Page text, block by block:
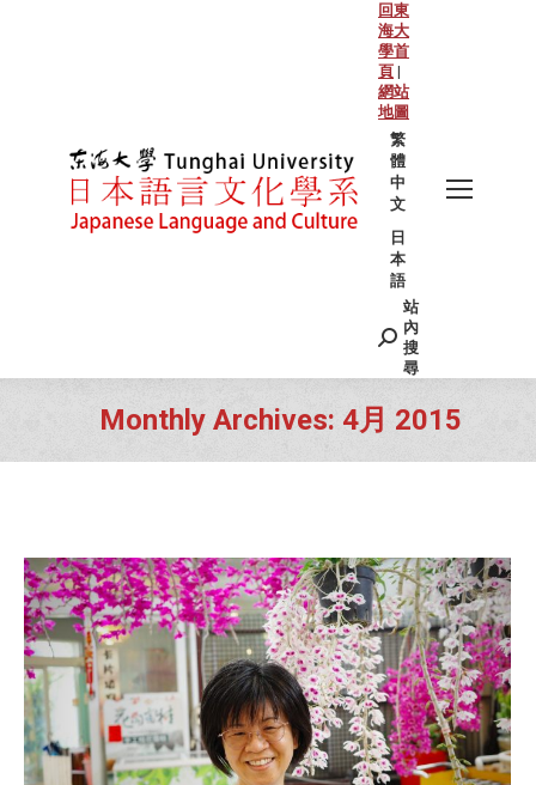
回東
海大
學首
頁 |
網站
地圖
繁
體
中
文
日
本
語
Search:
站
內
搜
尋
Monthly Archives: 4月 2015
You are here: